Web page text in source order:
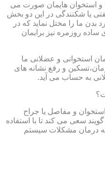
و استخوان هایمان صورت می
یا شکنندگی در این دو بخش
ما را مختل نماید که در
روزمره نیز برایمان
استخوانی و عضلانی ما
و رفع نشانه های
به حساب می آید.
و مفاصل یا جراح
سعی می کند تا با استفاده
درمان مشکلات سیستم